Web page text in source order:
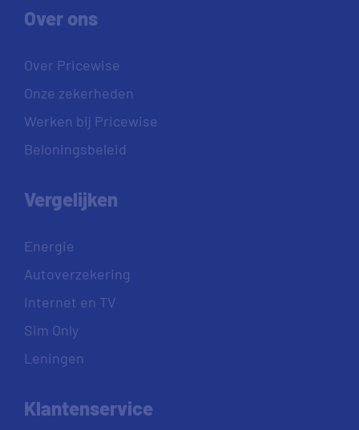
Over ons
Over Pricewise
Onze zekerheden
Werken bij Pricewise
Beloningsbeleid
Vergelijken
Energie
Autoverzekering
Internet en TV
Sim Only
Leningen
Klantenservice